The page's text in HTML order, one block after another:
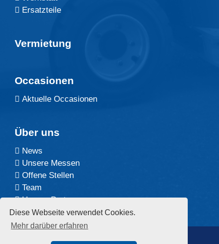
Diese Webseite verwendet Cookies.
Mehr darüber erfahren
Ersatzteile
Vermietung
Occasionen
Aktuelle Occasionen
Über uns
News
Unsere Messen
Offene Stellen
Team
Unsere Partner